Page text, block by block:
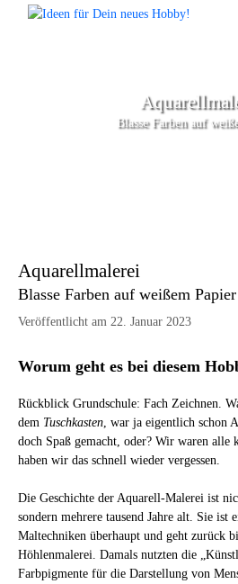
Blasse Farben auf
Aquarellmalerei
Blasse Farben auf weißem Papier
Veröffentlicht am 22. Januar 2023
Worum geht es bei diesem
Rückblick Grundschule: Fach Zeichnen.
dem Tuschkasten , war ja eigentlich schon
doch Spaß gemacht, oder? Wir waren
haben wir das schnell wieder vergessen.
Die Geschichte der Aquarell-Malerei ist
sondern mehrere tausend Jahre alt. Sie ist
Maltechniken überhaupt und geht zurück
Höhlenmalerei. Damals nutzten die
Farbpigmente für die Darstellung von